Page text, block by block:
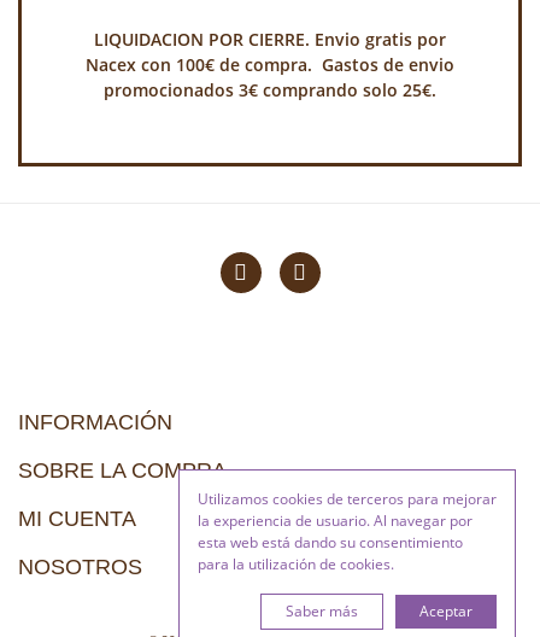
Utilizamos cookies de terceros para mejorar
la experiencia de usuario. Al navegar por
esta web está dando su consentimiento
para la utilización de cookies.
Aceptar
Saber más
LIQUIDACION POR CIERRE. Envio gratis por
Nacex con 100€ de compra. Gastos de envio
promocionados 3€ comprando solo 25€.
INFORMACIÓN
SOBRE LA COMPRA
MI CUENTA
NOSOTROS